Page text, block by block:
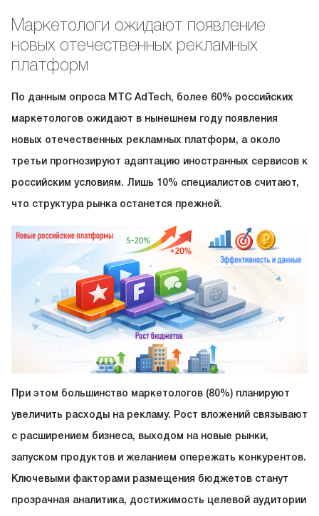
Маркетологи ожидают появление
новых отечественных рекламных
платформ
По данным опроса МТС AdTech, более 60% российских
маркетологов ожидают в нынешнем году появления
новых отечественных рекламных платформ, а около
третьи прогнозируют адаптацию иностранных сервисов к
российским условиям. Лишь 10% специалистов считают,
что структура рынка останется прежней.
При этом большинство маркетологов (80%) планируют
увеличить расходы на рекламу. Рост вложений связывают
с расширением бизнеса, выходом на новые рынки,
запуском продуктов и желанием опережать конкурентов.
Ключевыми факторами размещения бюджетов станут
прозрачная аналитика, достижимость целевой аудитории